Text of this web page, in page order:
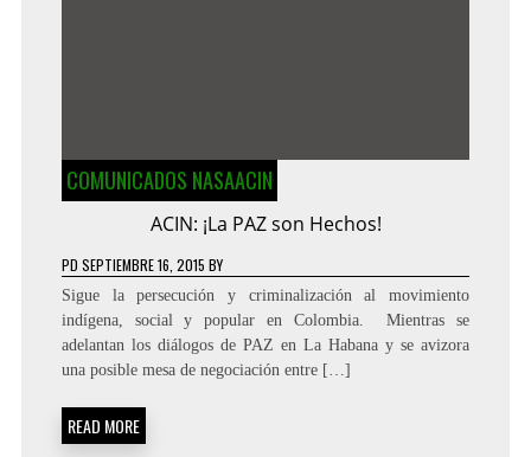
COMUNICADOS NASAACIN
ACIN: ¡La PAZ son Hechos!
PD SEPTIEMBRE 16, 2015 BY
Sigue la persecución y criminalización al movimiento
indígena, social y popular en Colombia. Mientras se
adelantan los diálogos de PAZ en La Habana y se avizora
una posible mesa de negociación entre […]
READ MORE